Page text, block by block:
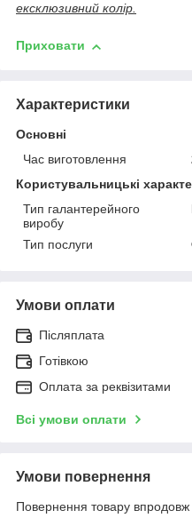
ексклюзивний колір.
Приховати
Характеристики
Основні
Час виготовлення
Користувальницькі
Тип галантерейного
виробу
Тип послуги
Умови оплати
Післяплата
Готівкою
Оплата за реквізитами
Всі умови оплати
Умови повернення
Повернення товару впродовж